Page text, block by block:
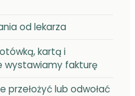
od lekarza
kartą i
wystawiamy fakturę
przełożyć lub odwołać